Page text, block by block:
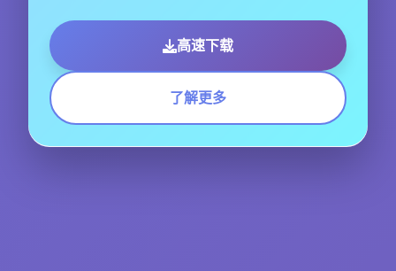
高速下载
了解更多